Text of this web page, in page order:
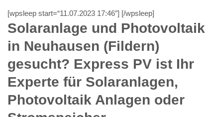
[wpsleep start=“11.07.2023 17:46″] [/wpsleep]
Solaranlage und Photovoltaik
in Neuhausen (Fildern)
gesucht? Express PV ist Ihr
Experte für Solaranlagen,
Photovoltaik Anlagen oder